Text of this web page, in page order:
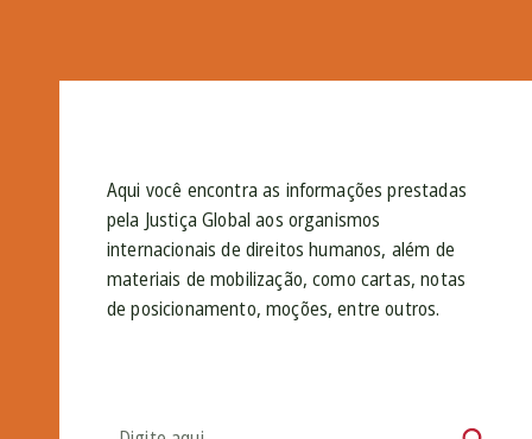
Aqui você encontra as informações prestadas
pela Justiça Global aos organismos
internacionais de direitos humanos, além de
materiais de mobilização, como cartas, notas
de posicionamento, moções, entre outros.